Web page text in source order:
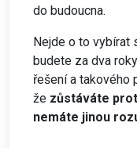
do budoucna.
Nejde o to vybírat
budete za dva
řešení a takového
že zůstáváte
nemáte jinou